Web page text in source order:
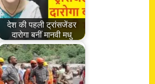
देश की पहली ट्रांसजेंडर
दारोगा बनीं मानवी मधु